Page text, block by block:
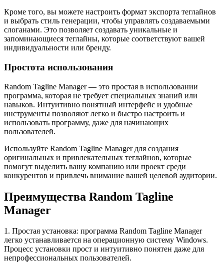
Кроме того, вы можете настроить формат экспорта теглайнов
и выбрать стиль генерации, чтобы управлять создаваемыми
слоганами. Это позволяет создавать уникальные и
запоминающиеся теглайны, которые соответствуют вашей
индивидуальности или бренду.
Простота использования
Random Tagline Manager — это простая в использовании
программа, которая не требует специальных знаний или
навыков. Интуитивно понятный интерфейс и удобные
инструменты позволяют легко и быстро настроить и
использовать программу, даже для начинающих
пользователей.
Используйте Random Tagline Manager для создания
оригинальных и привлекательных теглайнов, которые
помогут выделить вашу компанию или проект среди
конкурентов и привлечь внимание вашей целевой аудитории.
Преимущества Random Tagline
Manager
1. Простая установка: программа Random Tagline Manager
легко устанавливается на операционную систему Windows.
Процесс установки прост и интуитивно понятен даже для
непрофессиональных пользователей.